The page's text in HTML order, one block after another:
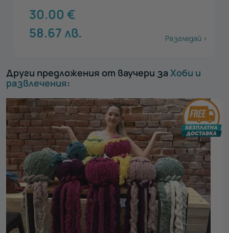
30.00 €
58.67лв. Разгледай >
Други предложения от ваучери заХоби и
развлечения: